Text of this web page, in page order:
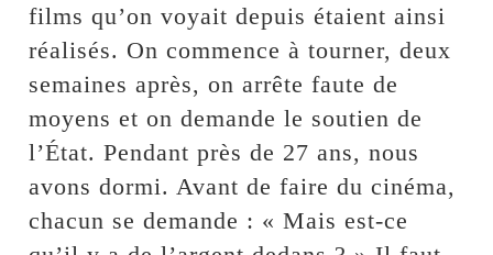
films qu’on voyait depuis étaient ainsi
réalisés. On commence à tourner, deux
semaines après, on arrête faute de
moyens et on demande le soutien de
l’État. Pendant près de 27 ans, nous
avons dormi. Avant de faire du cinéma,
chacun se demande : « Mais est-ce